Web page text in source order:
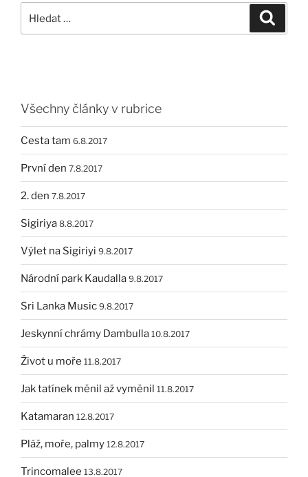
Všechny články v rubrice
Cesta tam 6.8.2017
První den 7.8.2017
2. den 7.8.2017
Sigiriya 8.8.2017
Výlet na Sigiriyi 9.8.2017
Národní park Kaudalla 9.8.2017
Sri Lanka Music 9.8.2017
Jeskynní chrámy Dambulla 10.8.2017
Život u moře 11.8.2017
Jak tatínek měnil až vyměnil 11.8.2017
Katamaran 12.8.2017
Pláž, moře, palmy 12.8.2017
Trincomalee 13.8.2017